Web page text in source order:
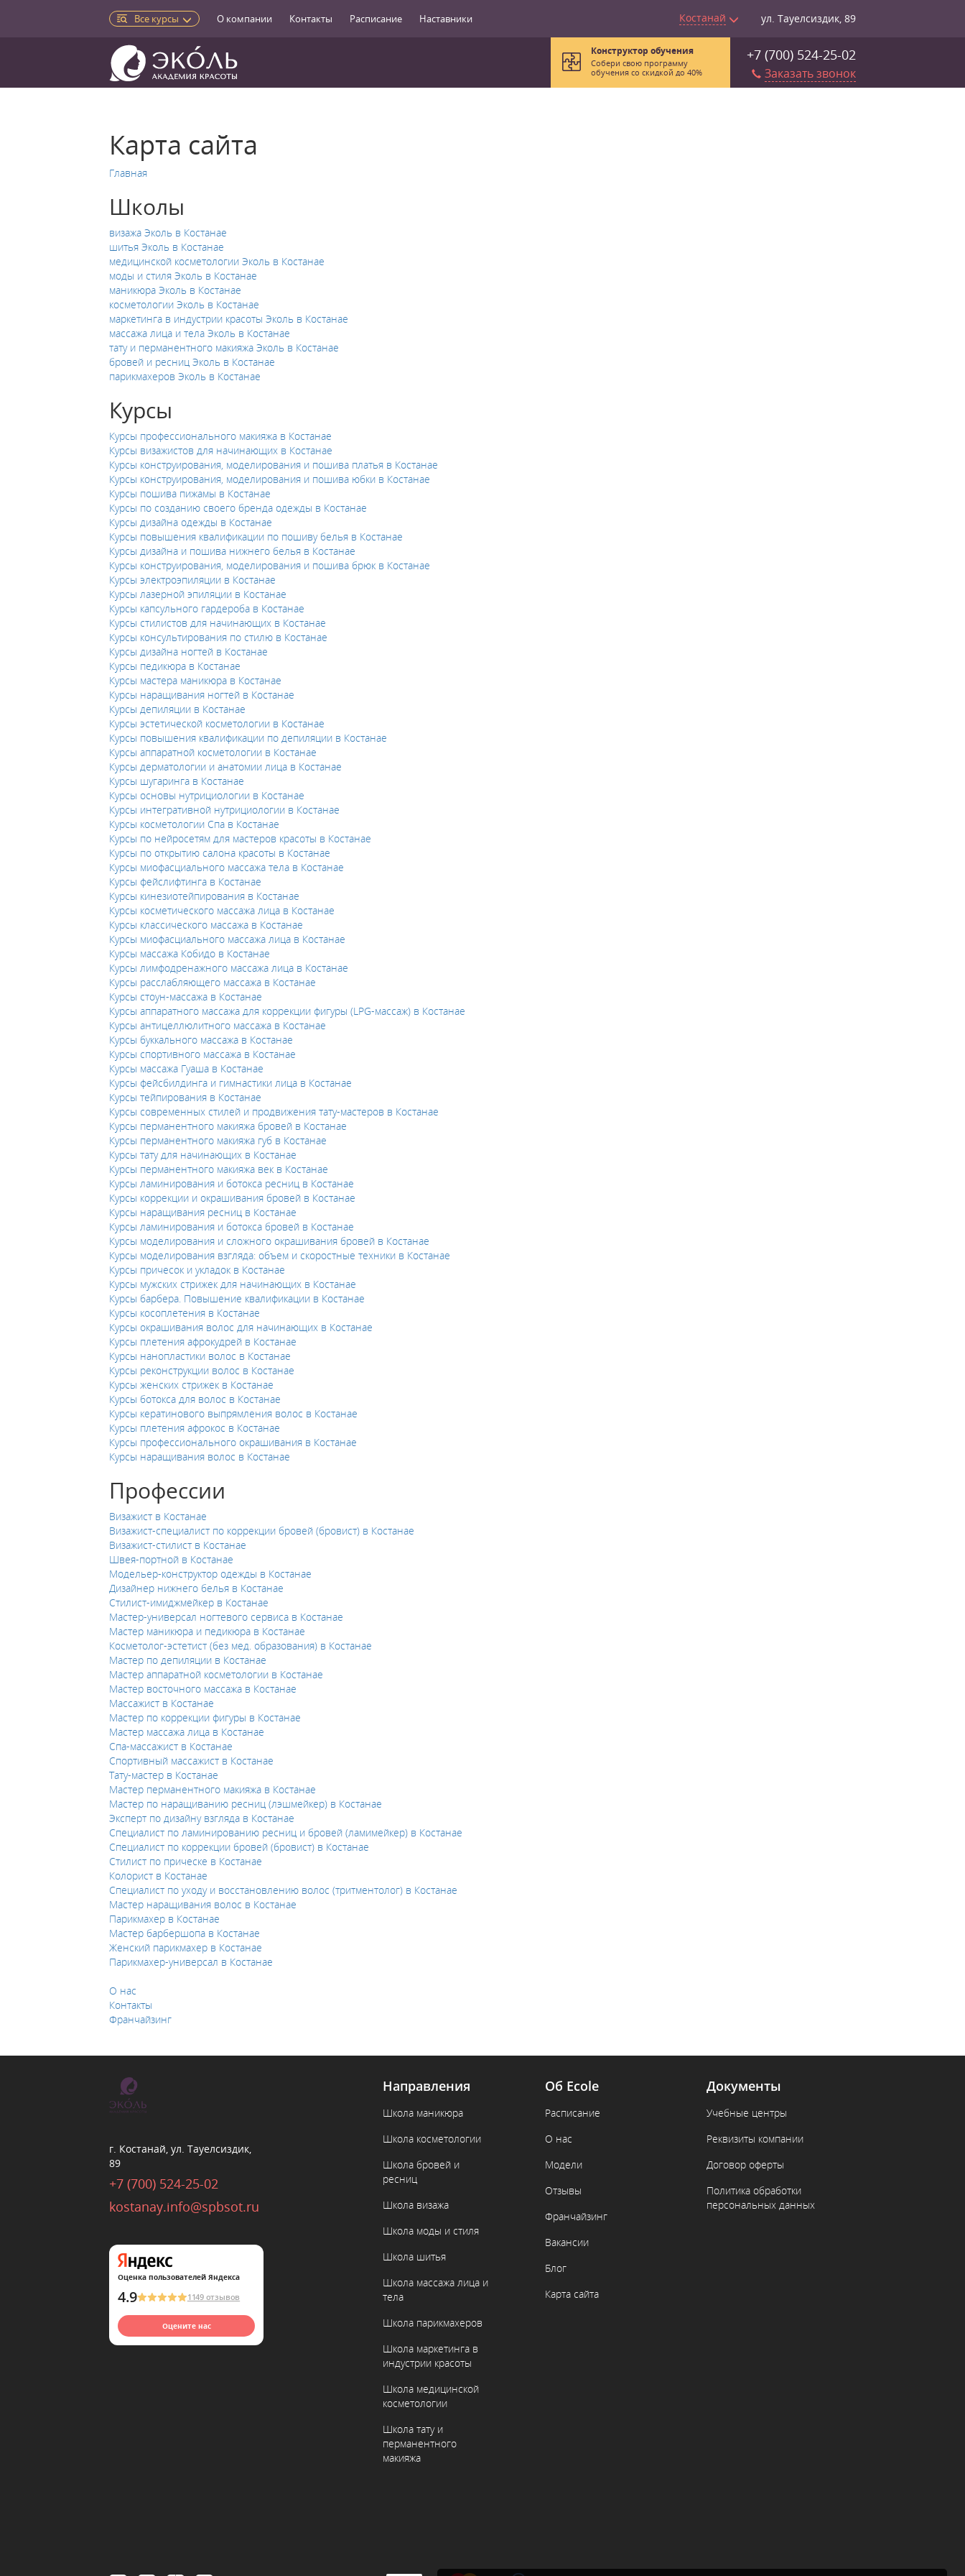
Все курсы О компании Контакты Расписание Наставники Костанай ул. Тауелсиздик, 89
+7 (700) 524-25-02
Заказать звонок
Конструктор обучения
Собери свою программу
обучения со скидкой до 40%
Карта сайта
Главная
Школы
визажа Эколь в Костанае
шитья Эколь в Костанае
медицинской косметологии Эколь в Костанае
моды и стиля Эколь в Костанае
маникюра Эколь в Костанае
косметологии Эколь в Костанае
маркетинга в индустрии красоты Эколь в Костанае
массажа лица и тела Эколь в Костанае
тату и перманентного макияжа Эколь в Костанае
бровей и ресниц Эколь в Костанае
парикмахеров Эколь в Костанае
Курсы
Курсы профессионального макияжа в Костанае
Курсы визажистов для начинающих в Костанае
Курсы конструирования, моделирования и пошива платья в Костанае
Курсы конструирования, моделирования и пошива юбки в Костанае
Курсы пошива пижамы в Костанае
Курсы по созданию своего бренда одежды в Костанае
Курсы дизайна одежды в Костанае
Курсы повышения квалификации по пошиву белья в Костанае
Курсы дизайна и пошива нижнего белья в Костанае
Курсы конструирования, моделирования и пошива брюк в Костанае
Курсы электроэпиляции в Костанае
Курсы лазерной эпиляции в Костанае
Курсы капсульного гардероба в Костанае
Курсы стилистов для начинающих в Костанае
Курсы консультирования по стилю в Костанае
Курсы дизайна ногтей в Костанае
Курсы педикюра в Костанае
Курсы мастера маникюра в Костанае
Курсы наращивания ногтей в Костанае
Курсы депиляции в Костанае
Курсы эстетической косметологии в Костанае
Курсы повышения квалификации по депиляции в Костанае
Курсы аппаратной косметологии в Костанае
Курсы дерматологии и анатомии лица в Костанае
Курсы шугаринга в Костанае
Курсы основы нутрициологии в Костанае
Курсы интегративной нутрициологии в Костанае
Курсы косметологии Спа в Костанае
Курсы по нейросетям для мастеров красоты в Костанае
Курсы по открытию салона красоты в Костанае
Курсы миофасциального массажа тела в Костанае
Курсы фейслифтинга в Костанае
Курсы кинезиотейпирования в Костанае
Курсы косметического массажа лица в Костанае
Курсы классического массажа в Костанае
Курсы миофасциального массажа лица в Костанае
Курсы массажа Кобидо в Костанае
Курсы лимфодренажного массажа лица в Костанае
Курсы расслабляющего массажа в Костанае
Курсы стоун-массажа в Костанае
Курсы аппаратного массажа для коррекции фигуры (LPG-массаж) в Костанае
Курсы антицеллюлитного массажа в Костанае
Курсы буккального массажа в Костанае
Курсы спортивного массажа в Костанае
Курсы массажа Гуаша в Костанае
Курсы фейсбилдинга и гимнастики лица в Костанае
Курсы тейпирования в Костанае
Курсы современных стилей и продвижения тату-мастеров в Костанае
Курсы перманентного макияжа бровей в Костанае
Курсы перманентного макияжа губ в Костанае
Курсы тату для начинающих в Костанае
Курсы перманентного макияжа век в Костанае
Курсы ламинирования и ботокса ресниц в Костанае
Курсы коррекции и окрашивания бровей в Костанае
Курсы наращивания ресниц в Костанае
Курсы ламинирования и ботокса бровей в Костанае
Курсы моделирования и сложного окрашивания бровей в Костанае
Курсы моделирования взгляда: объем и скоростные техники в Костанае
Курсы причесок и укладок в Костанае
Курсы мужских стрижек для начинающих в Костанае
Курсы барбера. Повышение квалификации в Костанае
Курсы косоплетения в Костанае
Курсы окрашивания волос для начинающих в Костанае
Курсы плетения афрокудрей в Костанае
Курсы нанопластики волос в Костанае
Курсы реконструкции волос в Костанае
Курсы женских стрижек в Костанае
Курсы ботокса для волос в Костанае
Курсы кератинового выпрямления волос в Костанае
Курсы плетения афрокос в Костанае
Курсы профессионального окрашивания в Костанае
Курсы наращивания волос в Костанае
Профессии
Визажист в Костанае
Визажист-специалист по коррекции бровей (бровист) в Костанае
Визажист-стилист в Костанае
Швея-портной в Костанае
Модельер-конструктор одежды в Костанае
Дизайнер нижнего белья в Костанае
Стилист-имиджмейкер в Костанае
Мастер-универсал ногтевого сервиса в Костанае
Мастер маникюра и педикюра в Костанае
Косметолог-эстетист (без мед. образования) в Костанае
Мастер по депиляции в Костанае
Мастер аппаратной косметологии в Костанае
Мастер восточного массажа в Костанае
Массажист в Костанае
Мастер по коррекции фигуры в Костанае
Мастер массажа лица в Костанае
Спа-массажист в Костанае
Спортивный массажист в Костанае
Тату-мастер в Костанае
Мастер перманентного макияжа в Костанае
Мастер по наращиванию ресниц (лэшмейкер) в Костанае
Эксперт по дизайну взгляда в Костанае
Специалист по ламинированию ресниц и бровей (ламимейкер) в Костанае
Специалист по коррекции бровей (бровист) в Костанае
Стилист по прическе в Костанае
Колорист в Костанае
Специалист по уходу и восстановлению волос (тритментолог) в Костанае
Мастер наращивания волос в Костанае
Парикмахер в Костанае
Мастер барбершопа в Костанае
Женский парикмахер в Костанае
Парикмахер-универсал в Костанае
О нас
Контакты
Франчайзинг
г. Костанай, ул. Тауелсиздик,
89
+7 (700) 524-25-02
kostanay.info@spbsot.ru
Оценка пользователей Яндекса
4.9 1149 отзывов
Оцените нас
Направления
Школа маникюра
Школа косметологии
Школа бровей и
ресниц
Школа визажа
Школа моды и стиля
Школа шитья
Школа массажа лица и
тела
Школа парикмахеров
Школа маркетинга в
индустрии красоты
Школа медицинской
косметологии
Школа тату и
перманентного
макияжа
Об Ecole
Расписание
О нас
Модели
Отзывы
Франчайзинг
Вакансии
Блог
Карта сайта
Документы
Учебные центры
Реквизиты компании
Договор оферты
Политика обработки
персональных данных